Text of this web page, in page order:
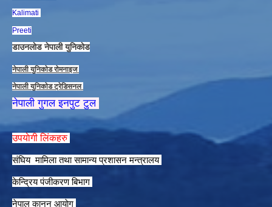
Kalimati
Preeti
डाउनलाेड नेपाली युनिकाेड
नेपाली युनिकाेड राेमनाइज
नेपाली युनिकाेड ट्रेडिसनल
नेपाली गुगल इनपुट टुल
उपयाेगी लिंकहरु
संघिय मामिला तथा सामान्य प्रशासन मन्त्रालय
केन्द्रिय पंजीकरण बिभाग
नेपाल कानुन आयाेग